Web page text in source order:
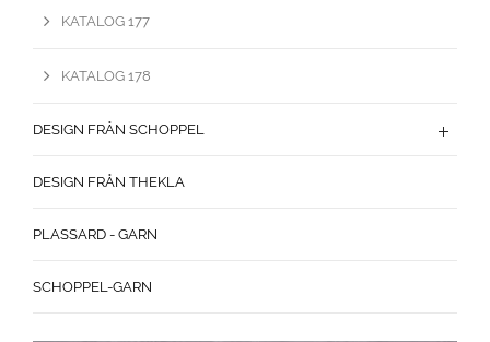
KATALOG 177
KATALOG 178
DESIGN FRÅN SCHOPPEL
DESIGN FRÅN THEKLA
PLASSARD - GARN
SCHOPPEL-GARN